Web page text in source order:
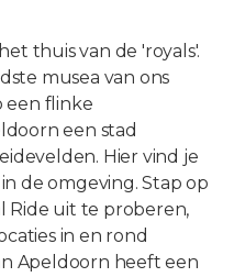
thuis van de 'royals'.
musea van ons
een flinke
een stad
Hier vind je
de omgeving. Stap op
Ride uit te proberen,
in en rond
Apeldoorn heeft een